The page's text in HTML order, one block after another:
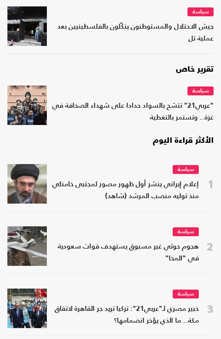
سياسة
جيش الاحتلال والمستوطنون ينكّلون بالفلسطينيين بعد
عملية تل
تقرير خاص
سياسة
"عربي21" تتشح بالسواد حدادا على شهداء الصحافة في
غزة.. وتستمر بالتغطية
الأكثر قراءة اليوم
1
سياسة
إعلام إيراني ينشر أول ظهور مصور لمجتبى خامنئي
منذ توليه منصب المرشد (شاهد)
2
سياسة
هجوم حوثي غير مسبوق يستهدف قوات سعودية
في "المخا"
3
سياسة
خبير مصري لـ"عربي21": تركيا تريد جر القاهرة لاتفاق
مكة.. ما الذي يؤخر انضمامها؟